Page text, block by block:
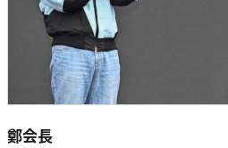
鄭会⻑